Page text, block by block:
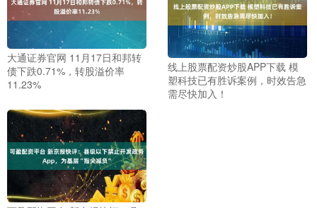
大通证券官网 11月17日和邦转
债下跌0.71%，转股溢价率
11.23%
线上股票配资炒股APP下载 模
塑科技已有胜诉案例，时效告急
需尽快加入！